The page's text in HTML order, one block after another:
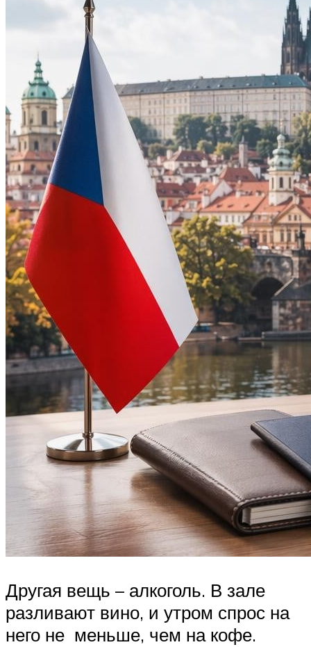
Другая вещь – алкоголь. В зале
разливают вино, и утром спрос на
него не меньше, чем на кофе.